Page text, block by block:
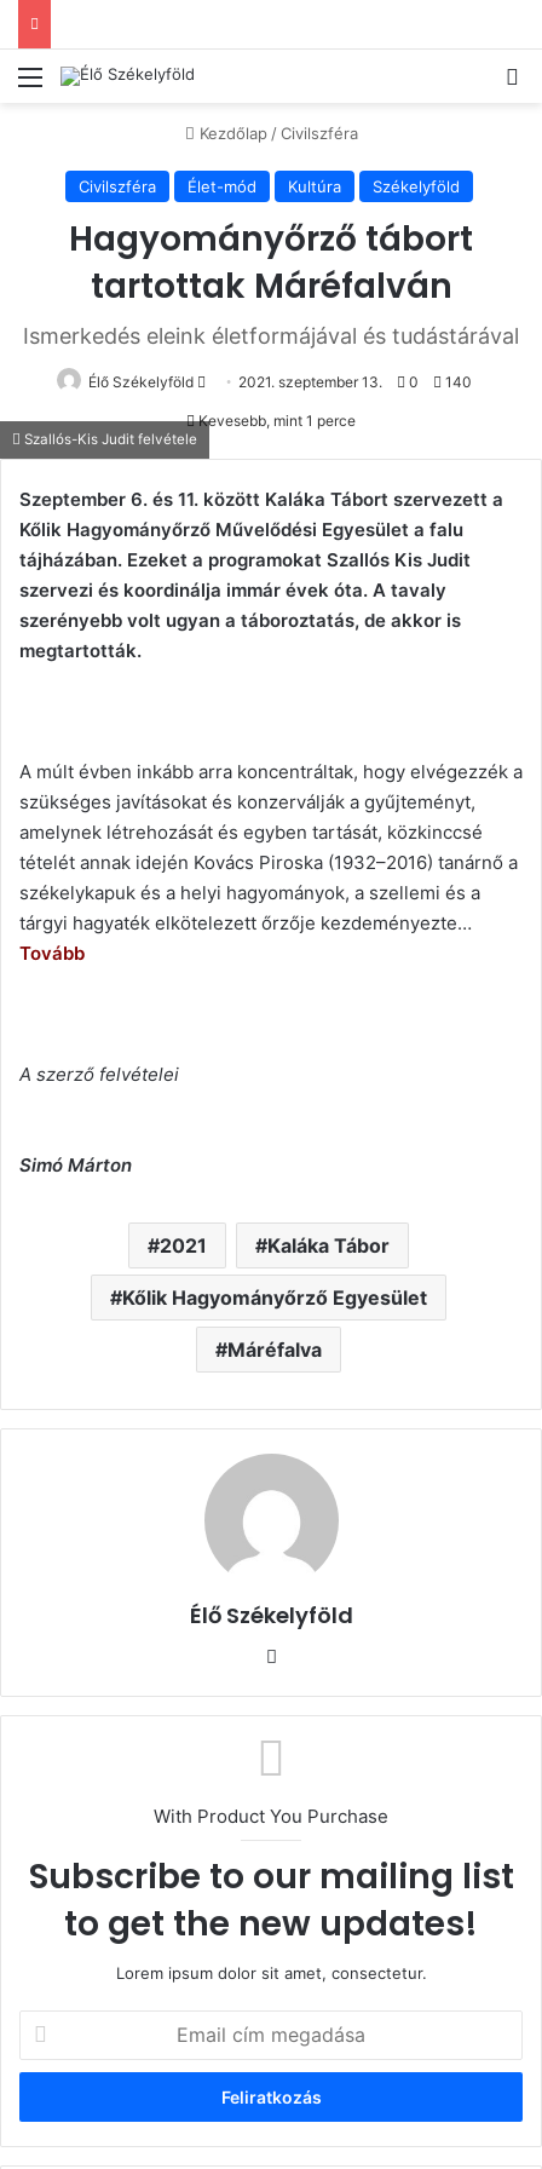
Menü
Kezdőlap / Civilszféra
Civilszféra Élet-mód Kultúra Székelyföld
Hagyományőrző tábort
tartottak Máréfalván
Ismerkedés eleink életformájával és tudástárával
Élő Székelyföld Send 2021. szeptember 13. 0 140
Kevesebb, mint 1 perce
Szallós-Kis Judit felvétele
Szeptember 6. és 11. között Kaláka Tábort szervezett a
Kőlik Hagyományőrző Művelődési Egyesület a falu
tájházában. Ezeket a programokat Szallós Kis Judit
szervezi és koordinálja immár évek óta. A tavaly
szerényebb volt ugyan a táboroztatás, de akkor is
megtartották.
A múlt évben inkább arra koncentráltak, hogy elvégezzék a
szükséges javításokat és konzerválják a gyűjteményt,
amelynek létrehozását és egyben tartását, közkinccsé
tételét annak idején Kovács Piroska (1932–2016) tanárnő a
székelykapuk és a helyi hagyományok, a szellemi és a
tárgyi hagyaték elkötelezett őrzője kezdeményezte…
Tovább
A szerző felvételei
Simó Márton
2021 Kaláka Tábor
Kőlik Hagyományőrző Egyesület
Máréfalva
Élő Székelyföld
With Product You Purchase
Subscribe to our mailing list
to get the new updates!
Lorem ipsum dolor sit amet, consectetur.
cím
megadása